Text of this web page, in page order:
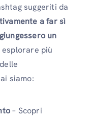
suggeriti da
a far sì
un
esplorare più
siamo:
– Scopri